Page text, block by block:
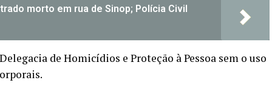
morto em rua de Sinop; Polícia Civil
de Homicídios e Proteção à Pessoa sem o uso